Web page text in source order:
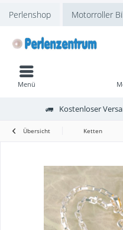
Perlenshop Motorroller
Kostenloser
Menü
Übersicht Ketten